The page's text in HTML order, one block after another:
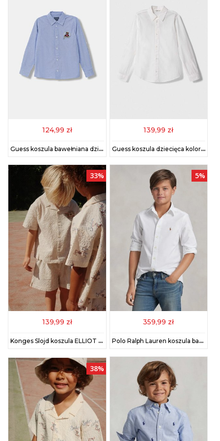
124,99 zł
Guess koszula bawełniana dziecięca kolor niebieski N5RH10 W9CL0
139,99 zł
Guess koszula dziecięca kolor biały
33%
139,99 zł
Konges Slojd koszula ELLIOT SS SHIRT GOTS kolor niebieski KS103069
5%
359,99 zł
Polo Ralph Lauren koszula bawełniana dziecięca kolor biały 323677133001
38%